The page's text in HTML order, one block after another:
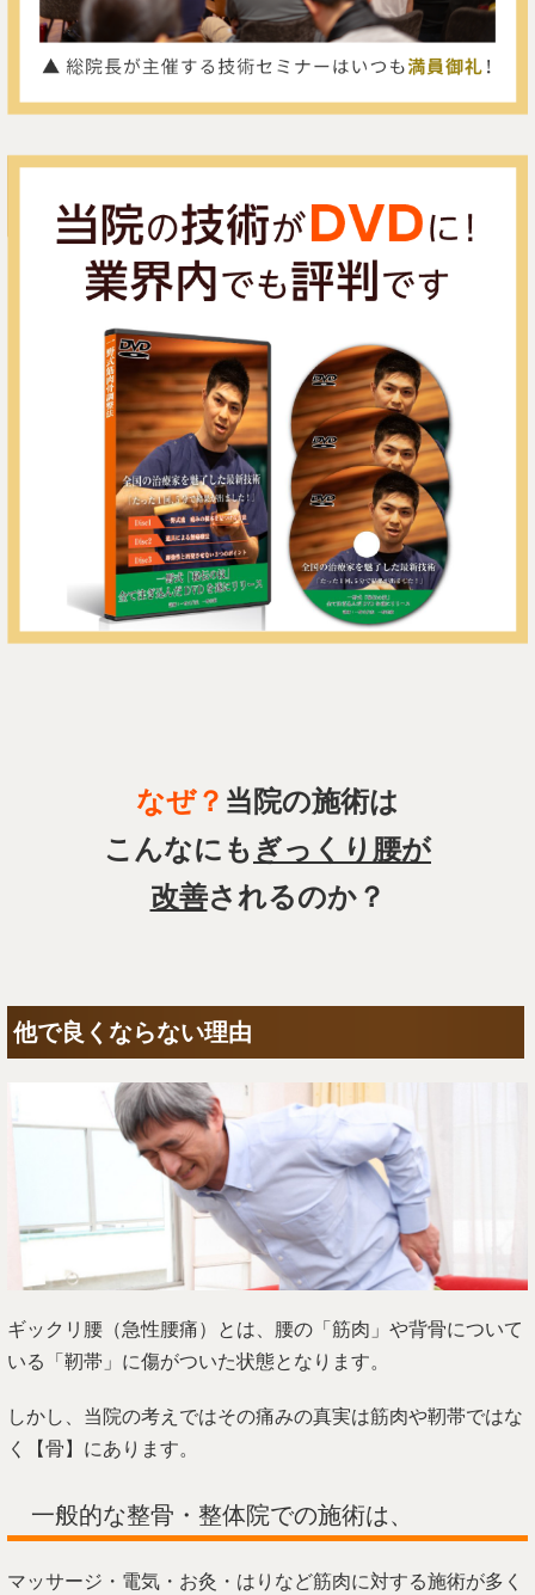
なぜ？ 当院の施術は
こんなにも ぎっくり腰が
改善されるのか？
他で良くならない理由
ギックリ腰（急性腰痛）とは、腰の「筋肉」や背骨について
いる「靭帯」に傷がついた状態となります。
しかし、当院の考えではその痛みの真実は筋肉や靭帯ではな
く【骨】にあります。
一般的な整骨・整体院での施術は、
マッサージ・電気・お灸・はりなど筋肉に対する施術が多く